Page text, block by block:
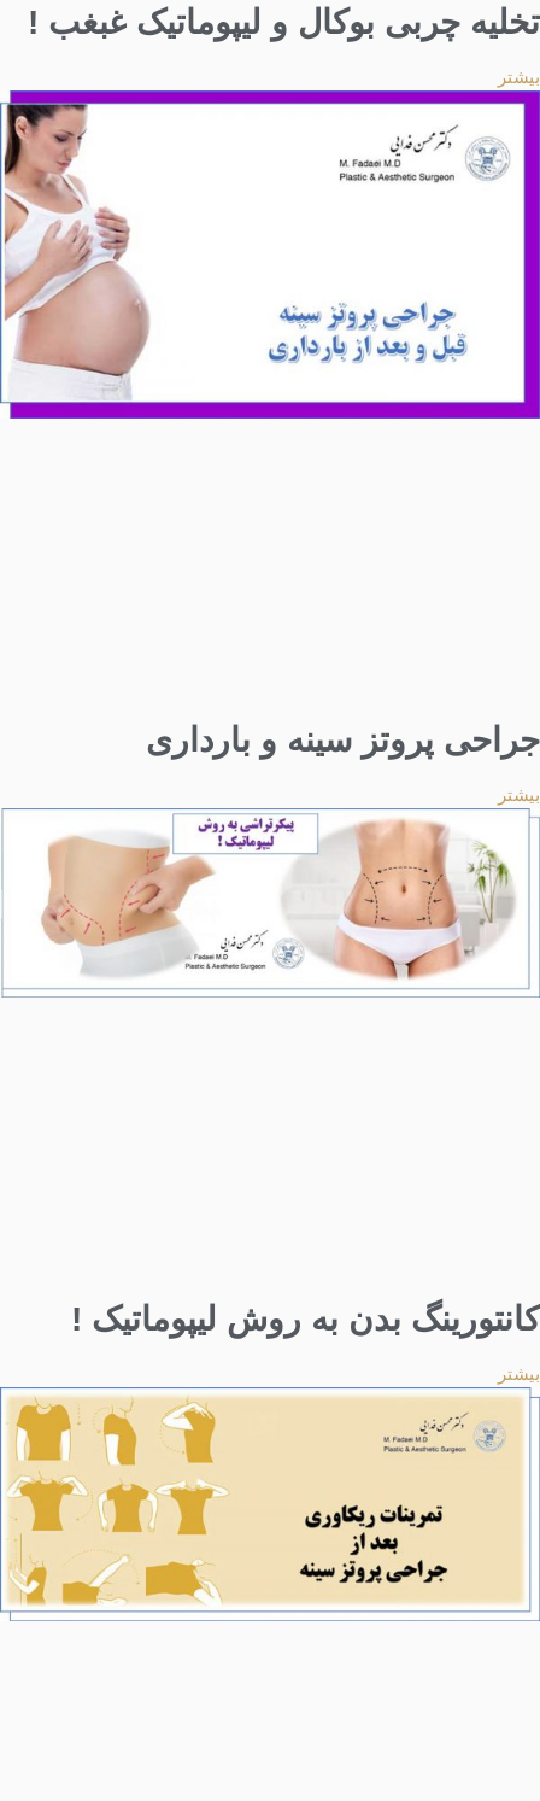
تخلیه چربی بوکال و لیپوماتیک غبغب !
بیشتر
جراحی پروتز سینه و بارداری
بیشتر
کانتورینگ بدن به روش لیپوماتیک !
بیشتر